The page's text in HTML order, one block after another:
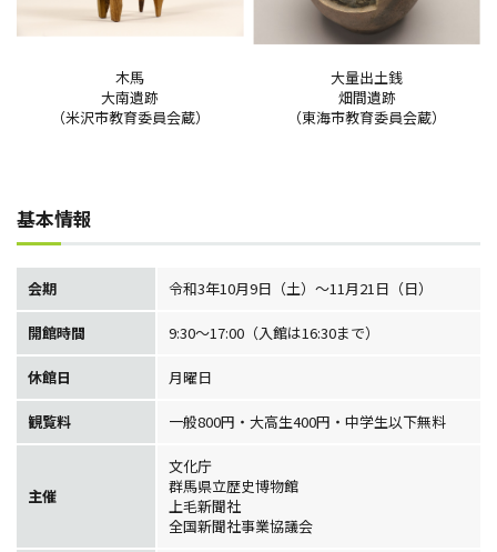
木馬
大南遺跡
（米沢市教育委員会蔵）
大量出土銭
畑間遺跡
（東海市教育委員会蔵）
基本情報
会期 令和3年10月9日（土）～11月21日（日）
開館時間 9:30～17:00（入館は16:30まで）
休館日 月曜日
観覧料 一般800円・大高生400円・中学生以下無料
主催
文化庁
群馬県立歴史博物館
上毛新聞社
全国新聞社事業協議会